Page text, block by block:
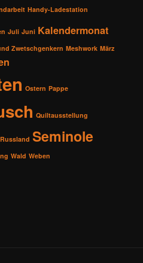
Handy-Ladestation
Juli Juni Kalendermonat
Zwetschgenkern Meshwork März
Ostern Pappe
Quiltausstellung
Russland Seminole
Wald Weben